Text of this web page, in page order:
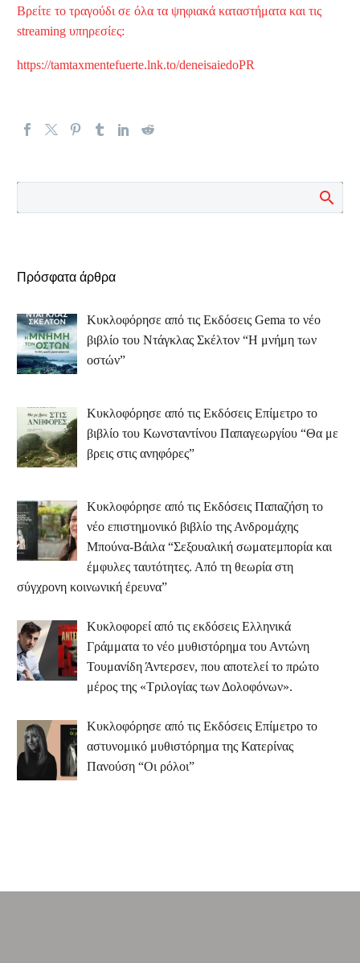
Βρείτε το τραγούδι σε όλα τα ψηφιακά καταστήματα και τις
streaming υπηρεσίες:
https://tamtaxmentefuerte.lnk.to/deneisaiedoPR
Πρόσφατα άρθρα
Κυκλοφόρησε από τις Εκδόσεις Gema το νέο
βιβλίο του Ντάγκλας Σκέλτον “Η μνήμη των
οστών”
Κυκλοφόρησε από τις Εκδόσεις Επίμετρο το
βιβλίο του Κωνσταντίνου Παπαγεωργίου “Θα με
βρεις στις ανηφόρες”
Κυκλοφόρησε από τις Εκδόσεις Παπαζήση το
νέο επιστημονικό βιβλίο της Ανδρομάχης
Μπούνα-Βάιλα “Σεξουαλική σωματεμπορία και
έμφυλες ταυτότητες. Από τη θεωρία στη
σύγχρονη κοινωνική έρευνα”
Κυκλοφορεί από τις εκδόσεις Ελληνικά
Γράμματα το νέο μυθιστόρημα του Αντώνη
Τουμανίδη Άντερσεν, που αποτελεί το πρώτο
μέρος της «Τριλογίας των Δολοφόνων».
Κυκλοφόρησε από τις Εκδόσεις Επίμετρο το
αστυνομικό μυθιστόρημα της Κατερίνας
Πανούση “Οι ρόλοι”